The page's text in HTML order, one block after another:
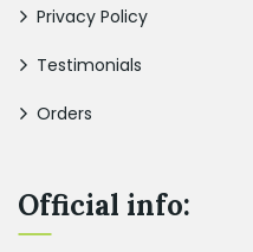
Privacy Policy
Testimonials
Orders
Official info: